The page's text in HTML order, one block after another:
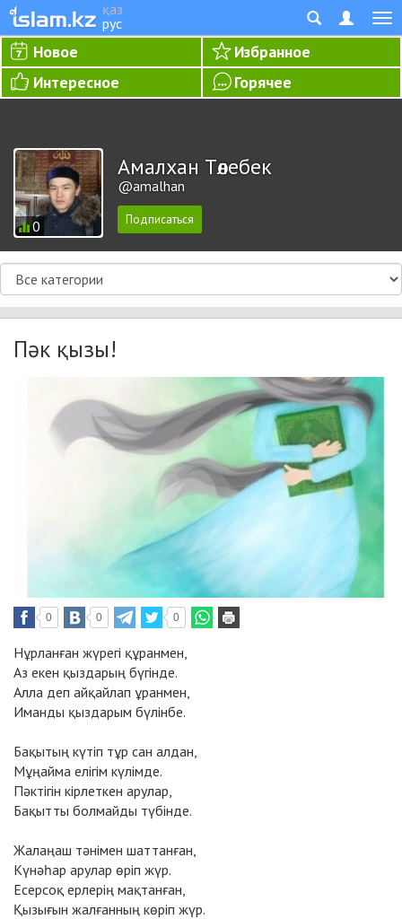
қаз
рус
Новое
Избранное
Интересное
Горячее
0
Амалхан Төлебек
@amalhan
Пәк қызы!
0 0 0
Нұрланған жүрегi құранмен,
Аз екен қыздарың бүгiнде.
Алла деп айқайлап ұранмен,
Иманды қыздарым бүлiнбе.
Бақытың күтiп тұр сан алдан,
Мұңайма елiгiм күлiмде.
Пәктiгiн кiрлеткен арулар,
Бақытты болмайды түбiнде.
Жалаңаш тәнiмен шаттанған,
Күнәһар арулар өрiп жүр.
Есерсоқ ерлерiң мақтанған,
Қызығын жалғанның көрiп жүр.